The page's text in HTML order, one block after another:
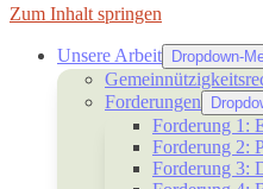
Zum Inhalt springen
Unsere Arbeit Dropdown-
Forderungen
Forderung 1:
Forderung 2:
Forderung 3: